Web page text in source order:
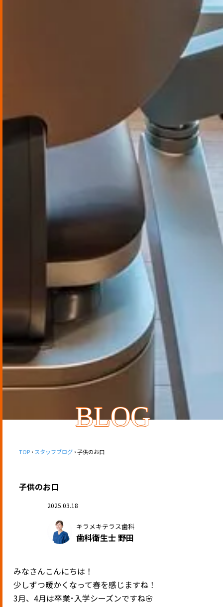
BLOG
TOP スタッフブログ 子供のお口
子供のお口
2025.03.18
キラメキテラス歯科
歯科衛生士 野田
みなさんこんにちは！
少しずつ暖かくなって春を感じますね！
3月、4月は卒業･入学シーズンですね🌸